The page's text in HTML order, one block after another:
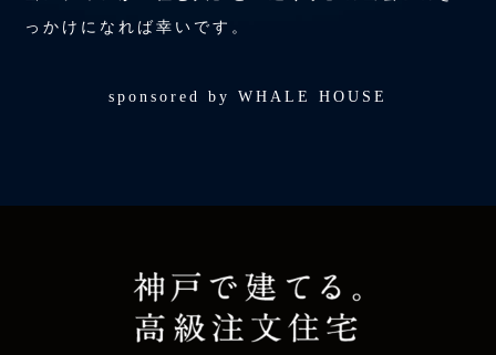
っかけになれば幸いです。
sponsored by WHALE HOUSE